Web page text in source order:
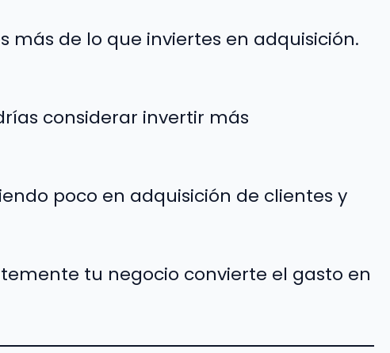
más de lo que inviertes en adquisición.
considerar invertir más
poco en adquisición de clientes y
tu negocio convierte el gasto en